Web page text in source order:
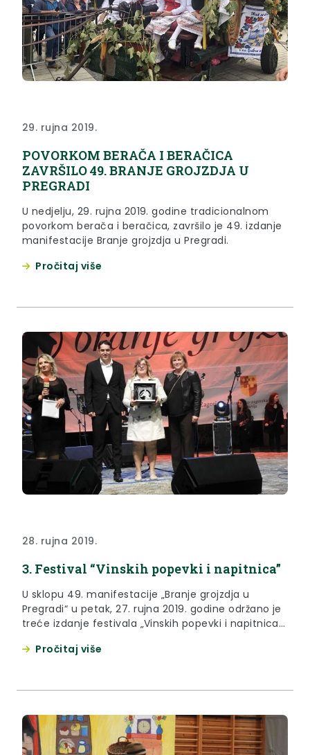
29. rujna 2019.
POVORKOM BERAČA I BERAČICA
ZAVRŠILO 49. BRANJE GROJZDJA U
PREGRADI
U nedjelju, 29. rujna 2019. godine tradicionalnom
povorkom berača i beračica, završilo je 49. izdanje
manifestacije Branje grojzdja u Pregradi.
Pročitaj više
28. rujna 2019.
3. Festival “Vinskih popevki i napitnica”
U sklopu 49. manifestacije „Branje grojzdja u
Pregradi“ u petak, 27. rujna 2019. godine održano je
treće izdanje festivala „Vinskih popevki i napitnica“
Pročitaj više